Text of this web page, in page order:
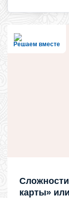
Решаем вместе
карты»